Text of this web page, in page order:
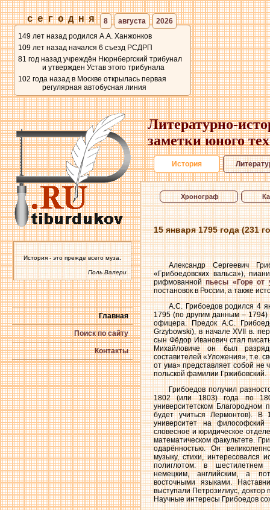
сегодня 8 августа
2026
149 лет назад родился А.А. Ханжонков
109 лет назад начался 6 съезд РСДРП
81 год назад учреждён Нюрнбергский трибунал
и утвержден Устав этого трибунала
102 года назад в Москве открылась первая
регулярная автобусная линия
История - это прежде всего муза.
Поль Валери
Главная
Поиск по сайту
Контакты
Литературно-
заметки юного
История
Хронограф
15 января 1795 года (231
Александр Сергеевич
«Грибоедовских вальса»),
рифмованнойпьесы «Горе от
постановок в России, а также
А.С. Грибоедов родился 4
1795 (по другим данным – 1794)
офицера. Предок А.С.
Grzybowski), в начале XVII в.
сын Фёдор Иванович стал
Михайловиче он был
составителей «Уложения», т.е.
от ума» представляет собой не
польской фамилии Гржибовский.
Грибоедов получил
1802 (или 1803) года по
университетском
будет учиться Лермонтов). В
университет на
словесное и юридическое
математическом факультете.
одарённостью. Он
музыку, стихи, интересовался
полиглотом: в шестилетнем
немецким, английским, а
восточными языками.
выступали Петрозилиус,
Научные интересы Грибоедов